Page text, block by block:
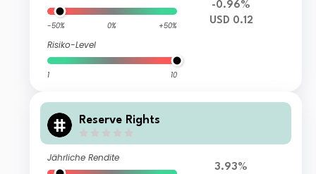
-50% 0% +50%
Risiko-Level
1 10
-0.96%
USD 0.12
Reserve Rights
Jährliche Rendite
3.93%